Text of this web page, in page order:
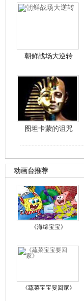
朝鲜战场大逆转
图坦卡蒙的诅咒
动画台推荐
《海绵宝宝》
《蔬菜宝宝要回家》